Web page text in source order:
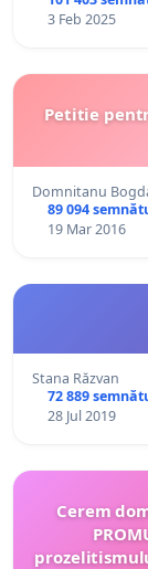
3 Feb 2025
Petitie
Domnitanu
89 094
19 Mar 2016
Stana Răzvan
72 889
28 Jul 2019
Cerem